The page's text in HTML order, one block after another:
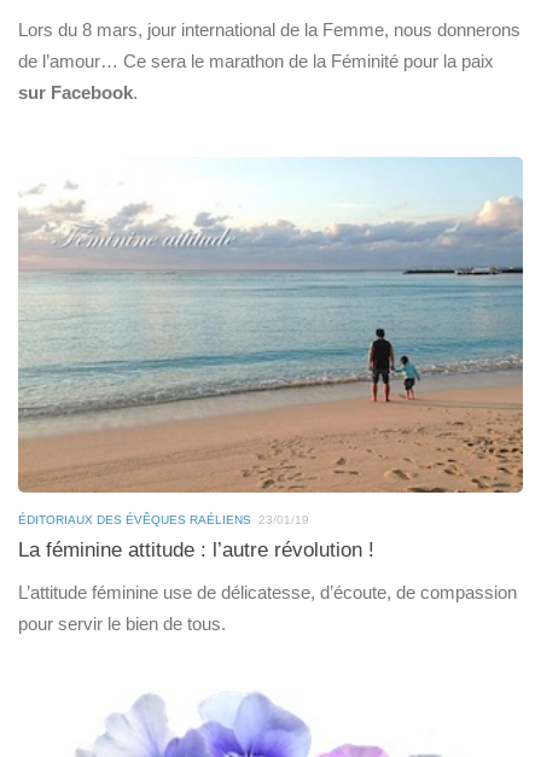
Lors du 8 mars, jour international de la Femme, nous donnerons
de l’amour… Ce sera le marathon de la Féminité pour la paix
sur Facebook.
ÉDITORIAUX DES ÉVÊQUES RAÉLIENS 23/01/19
La féminine attitude : l’autre révolution !
L’attitude féminine use de délicatesse, d’écoute, de compassion
pour servir le bien de tous.